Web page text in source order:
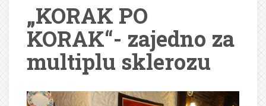
„KORAK PO
KORAK“- zajedno za
multiplu sklerozu